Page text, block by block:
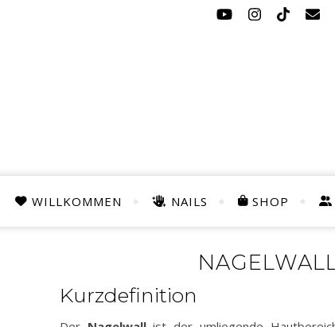
WILLKOMMEN NAILS SHOP
Kurzdefinition